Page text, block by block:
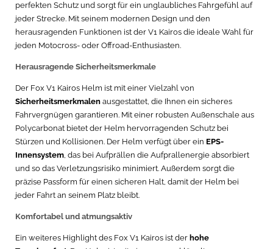
perfekten Schutz und sorgt für ein unglaubliches Fahrgefühl auf
jeder Strecke. Mit seinem modernen Design und den
herausragenden Funktionen ist der V1 Kairos die ideale Wahl für
jeden Motocross- oder Offroad-Enthusiasten.
Herausragende Sicherheitsmerkmale
Der Fox V1 Kairos Helm ist mit einer Vielzahl von
Sicherheitsmerkmalen ausgestattet, die Ihnen ein sicheres
Fahrvergnügen garantieren. Mit einer robusten Außenschale aus
Polycarbonat bietet der Helm hervorragenden Schutz bei
Stürzen und Kollisionen. Der Helm verfügt über ein EPS-
Innensystem, das bei Aufprällen die Aufprallenergie absorbiert
und so das Verletzungsrisiko minimiert. Außerdem sorgt die
präzise Passform für einen sicheren Halt, damit der Helm bei
jeder Fahrt an seinem Platz bleibt.
Komfortabel und atmungsaktiv
Ein weiteres Highlight des Fox V1 Kairos ist der hohe